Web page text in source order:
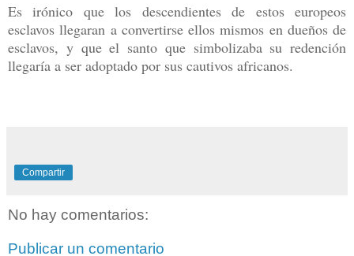
Es irónico que los descendientes de estos europeos
esclavos llegaran a convertirse ellos mismos en dueños de
esclavos, y que el santo que simbolizaba su redención
llegaría a ser adoptado por sus cautivos africanos.
Compartir
No hay comentarios:
Publicar un comentario